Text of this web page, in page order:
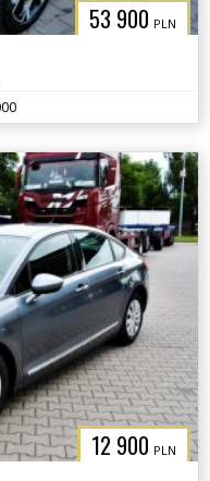
53 900 PLN
12 900 PLN